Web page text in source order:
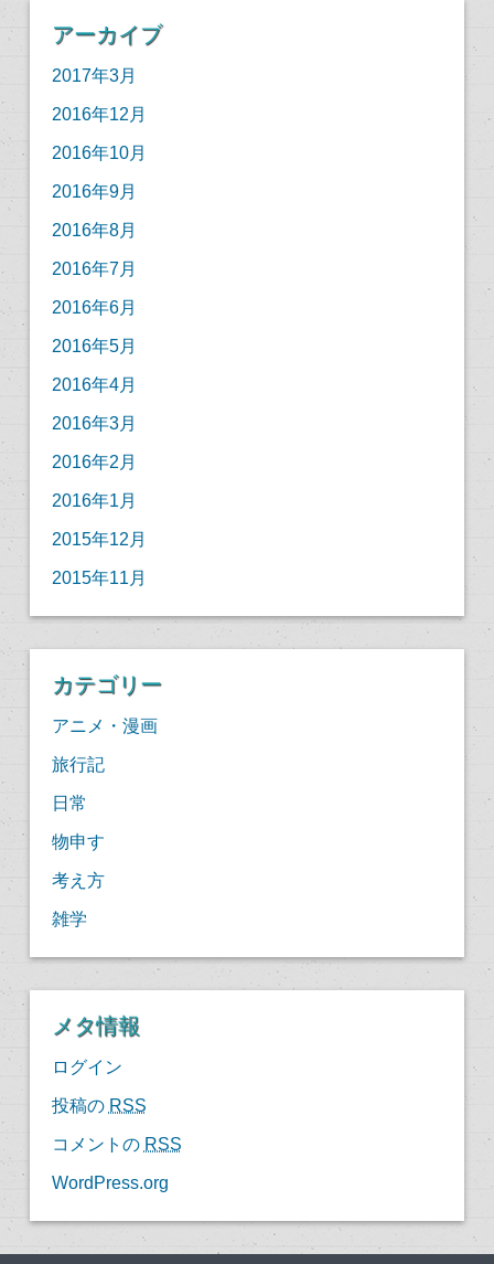
アーカイブ
2017年3月
2016年12月
2016年10月
2016年9月
2016年8月
2016年7月
2016年6月
2016年5月
2016年4月
2016年3月
2016年2月
2016年1月
2015年12月
2015年11月
カテゴリー
アニメ・漫画
旅行記
日常
物申す
考え方
雑学
メタ情報
ログイン
投稿の RSS
コメントの RSS
WordPress.org